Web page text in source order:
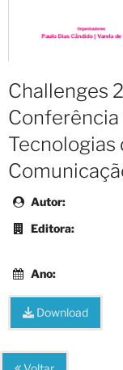
Challenges
Tecnologias
Autor:
Editora:
Ano:
Download